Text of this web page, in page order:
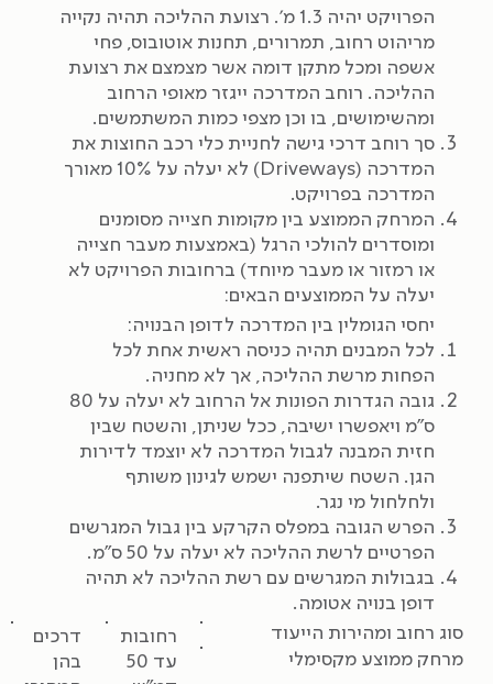
הפרויקט יהיה 1.3 מ'. רצועת ההליכה תהיה נקייה
מריהוט רחוב, תמרורים, תחנות אוטובוס, פחי
אשפה ומכל מתקן דומה אשר מצמצם את רצועת
ההליכה. רוחב המדרכה ייגזר מאופי הרחוב
ומהשימושים, בו וכן מצפי כמות המשתמשים.
סך רוחב דרכי גישה לחניית כלי רכב החוצות את
המדרכה (Driveways) לא יעלה על 10% מאורך
המדרכה בפרויקט.
המרחק הממוצע בין מקומות חצייה מסומנים
ומוסדרים להולכי הרגל (באמצעות מעבר חצייה
או רמזור או מעבר מיוחד) ברחובות הפרויקט לא
יעלה על הממוצעים הבאים:
דרכים
בהן
רחובות
עד 50
סוג רחוב ומהירות הייעוד
מרחק ממוצע מקסימלי
יחסי הגומלין בין המדרכה לדופן הבנויה:
לכל המבנים תהיה כניסה ראשית אחת לכל
הפחות מרשת ההליכה, אך לא מחניה.
גובה הגדרות הפונות אל הרחוב לא יעלה על 80
ס"מ ויאפשרו ישיבה, ככל שניתן, והשטח שבין
חזית המבנה לגבול המדרכה לא יוצמד לדירות
הגן. השטח שיתפנה ישמש לגינון משותף
ולחלחול מי נגר.
הפרש הגובה במפלס הקרקע בין גבול המגרשים
הפרטיים לרשת ההליכה לא יעלה על 50 ס"מ.
בגבולות המגרשים עם רשת ההליכה לא תהיה
דופן בנויה אטומה.